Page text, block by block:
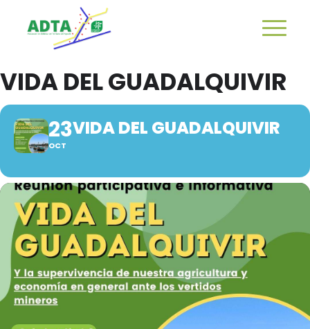
VIDA DEL GUADALQUIVIR
23
OCT
VIDA DEL GUADALQUIVIR